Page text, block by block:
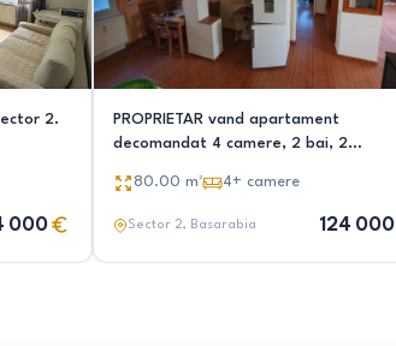
2.
000
PROPRIETAR vand apartament
decomandat 4 camere, 2 bai, 2
80.00 m² 4+ camere
Sector 2, Basarabia 124 000